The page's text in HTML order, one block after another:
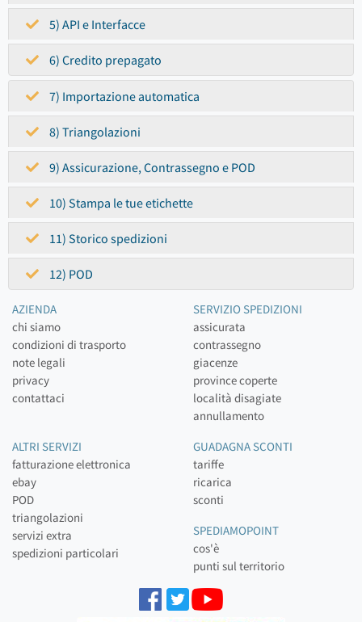
5) API e Interfacce
6) Credito prepagato
7) Importazione automatica
8) Triangolazioni
9) Assicurazione, Contrassegno e POD
10) Stampa le tue etichette
11) Storico spedizioni
12) POD
AZIENDA
chi siamo
condizioni di trasporto
note legali
privacy
contattaci
SERVIZIO SPEDIZIONI
assicurata
contrassegno
giacenze
province coperte
località disagiate
annullamento
ALTRI SERVIZI
fatturazione elettronica
ebay
POD
triangolazioni
servizi extra
spedizioni particolari
GUADAGNA SCONTI
tariffe
ricarica
sconti
SPEDIAMOPOINT
cos'è
punti sul territorio